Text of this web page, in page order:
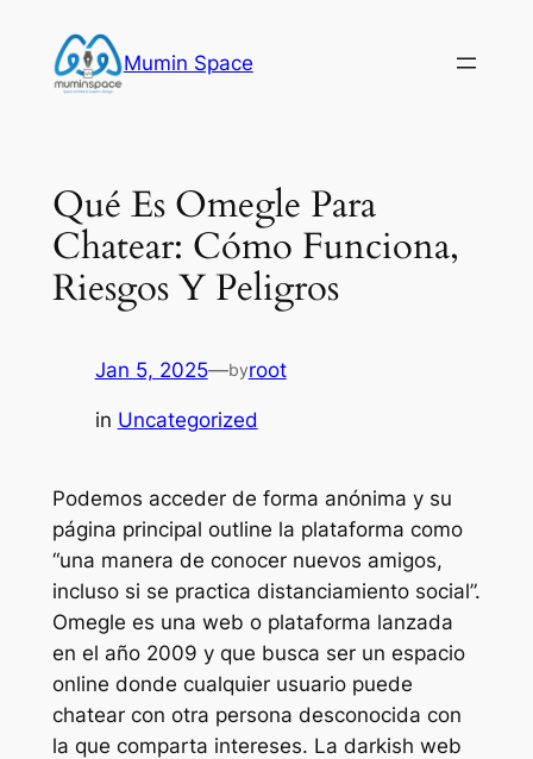
content
Mumin Space
Qué Es Omegle Para
Chatear: Cómo Funciona,
Riesgos Y Peligros
Jan 5, 2025—byroot
in Uncategorized
Podemos acceder de forma anónima y su
página principal outline la plataforma como
“una manera de conocer nuevos amigos,
incluso si se practica distanciamiento social”.
Omegle es una web o plataforma lanzada
en el año 2009 y que busca ser un espacio
online donde cualquier usuario puede
chatear con otra persona desconocida con
la que comparta intereses. La darkish web